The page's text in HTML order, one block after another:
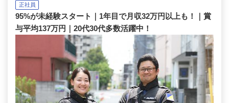
正社員
95%が未経験スタート｜1年目で月収32万円以上も！｜賞
与平均137万円｜20代30代多数活躍中！